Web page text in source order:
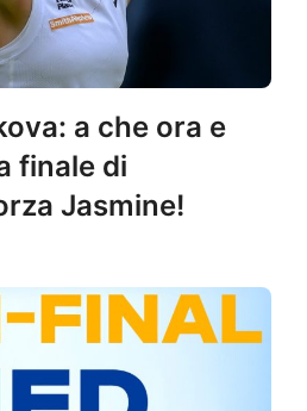
a che ora e
finale di
Jasmine!